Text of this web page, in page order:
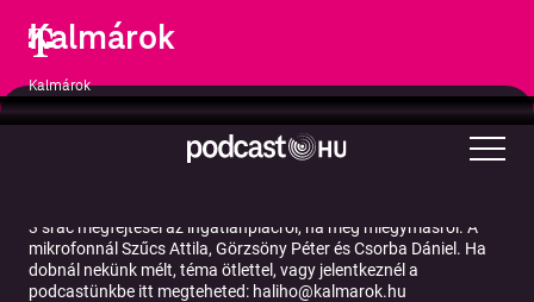
Kalmárok
Kalmárok
3 srác megfejtései az ingatlanpiacról, na meg miegymásról. A
mikrofonnál Szűcs Attila, Görzsöny Péter és Csorba Dániel. Ha
dobnál nekünk mélt, téma ötlettel, vagy jelentkeznél a
podcastünkbe itt megteheted: haliho@kalmarok.hu